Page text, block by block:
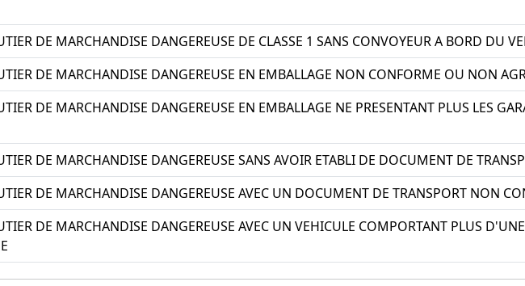
DE MARCHANDISE DANGEREUSE DE CLASSE 1 SANS CONVOYEUR A BORD DU
DE MARCHANDISE DANGEREUSE EN EMBALLAGE NON CONFORME OU NON
DE MARCHANDISE DANGEREUSE EN EMBALLAGE NE PRESENTANT PLUS LES
DE MARCHANDISE DANGEREUSE SANS AVOIR ETABLI DE DOCUMENT DE
DE MARCHANDISE DANGEREUSE AVEC UN DOCUMENT DE TRANSPORT NON
DE MARCHANDISE DANGEREUSE AVEC UN VEHICULE COMPORTANT PLUS